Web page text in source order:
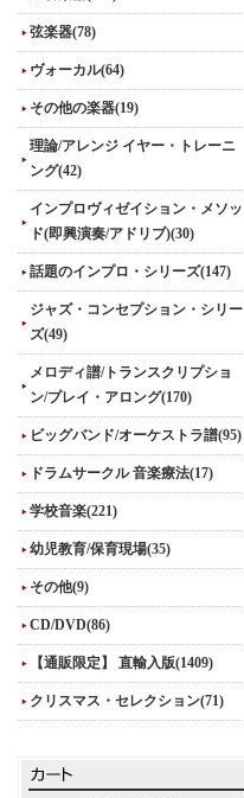
弦楽器(78)
ヴォーカル(64)
その他の楽器(19)
理論/アレンジ イヤー・トレーニ
ング(42)
インプロヴィゼイション・メソッ
ド(即興演奏/アドリブ)(30)
話題のインプロ・シリーズ(147)
ジャズ・コンセプション・シリー
ズ(49)
メロディ譜/トランスクリプショ
ン/プレイ・アロング(170)
ビッグバンド/オーケストラ譜(95)
ドラムサークル 音楽療法(17)
学校音楽(221)
幼児教育/保育現場(35)
その他(9)
CD/DVD(86)
【通販限定】 直輸入版(1409)
クリスマス・セレクション(71)